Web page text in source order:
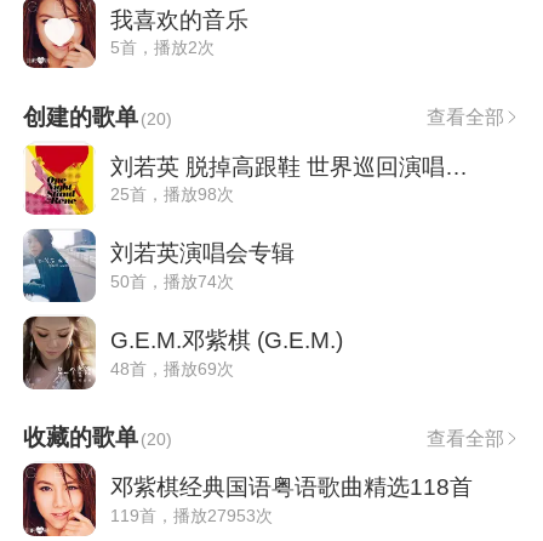
我喜欢的音乐
5首，播放2次
创建的歌单(20) 查看全部
刘若英 脱掉高跟鞋 世界巡回演唱会 LIVE
25首，播放98次
刘若英演唱会专辑
50首，播放74次
G.E.M.邓紫棋 (G.E.M.)
48首，播放69次
收藏的歌单(20) 查看全部
邓紫棋经典国语粤语歌曲精选118首
119首，播放27953次